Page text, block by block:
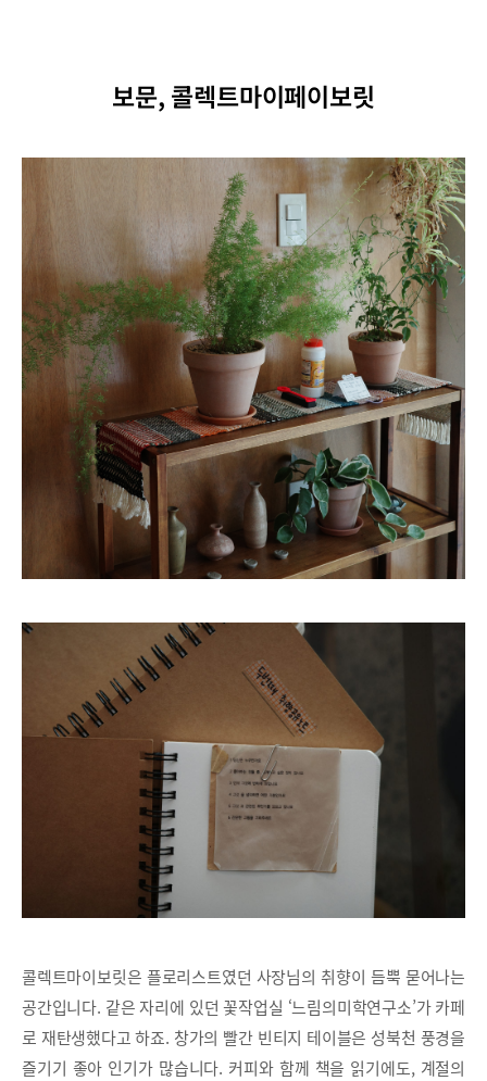
보문, 콜렉트마이페이보릿
콜렉트마이보릿은 플로리스트였던 사장님의 취향이 듬뿍 묻어나는
공간입니다. 같은 자리에 있던 꽃작업실 ‘느림의미학연구소’가 카페
로 재탄생했다고 하죠. 창가의 빨간 빈티지 테이블은 성북천 풍경을
즐기기 좋아 인기가 많습니다. 커피와 함께 책을 읽기에도, 계절의